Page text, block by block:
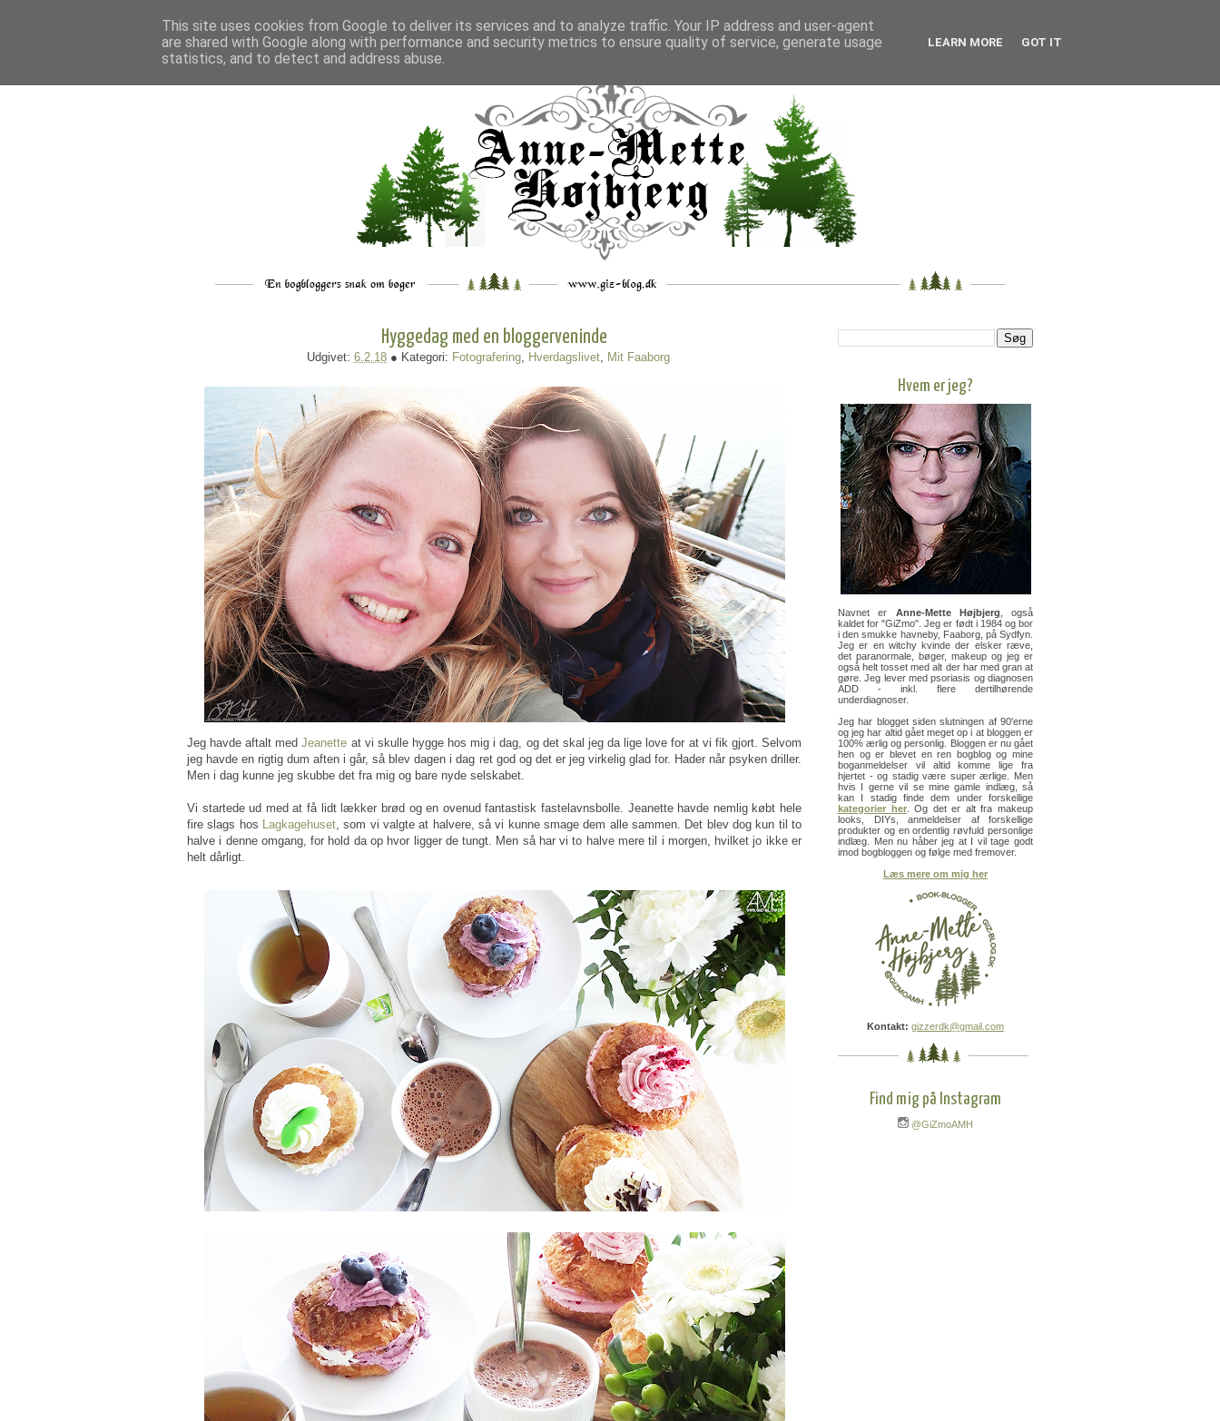
___ _. __ __ _ ___
Hyggedag med en bloggerveninde
Udgivet: 6.2.18 ● Kategori: Fotografering, Hverdagslivet, Mit Faaborg
Jeg havde aftalt medJeanette at vi skulle hygge hos mig i dag, og det skal jeg da lige love for at vi fik gjort. Selvom
jeg havde en rigtig dum aften i går, så blev dagen i dag ret god og det er jeg virkelig glad for. Hader når psyken driller.
Men i dag kunne jeg skubbe det fra mig og bare nyde selskabet.
Vi startede ud med at få lidt lækker brød og en ovenud fantastisk fastelavnsbolle. Jeanette havde nemlig købt hele
fire slags hos Lagkagehuset, som vi valgte at halvere, så vi kunne smage dem alle sammen. Det blev dog kun til to
halve i denne omgang, for hold da op hvor ligger de tungt. Men så har vi to halve mere til i morgen, hvilket jo ikke er
helt dårligt.
Hvem er jeg?
Navnet er Anne-Mette Højbjerg , også
kaldet for "GiZmo". Jeg er født i 1984 og bor
i den smukke havneby, Faaborg, på Sydfyn.
Jeg er en witchy kvinde der elsker ræve,
det paranormale, bøger, makeup og jeg er
også helt tosset med alt der har med gran at
gøre. Jeg lever med psoriasis og diagnosen
ADD - inkl. flere dertilhørende
underdiagnoser.
Jeg har blogget siden slutningen af 90'erne
og jeg har altid gået meget op i at bloggen er
100% ærlig og personlig. Bloggen er nu gået
hen og er blevet en ren bogblog og mine
boganmeldelser vil altid komme lige fra
hjertet - og stadig være super ærlige. Men
hvis I gerne vil se mine gamle indlæg, så
kan I stadig finde dem under forskellige
kategorier her. Og det er alt fra makeup
looks, DIYs, anmeldelser af forskellige
produkter og en ordentlig røvfuld personlige
indlæg. Men nu håber jeg at I vil tage godt
imod bogbloggen og følge med fremover.
Læs mere om mig her
Kontakt: gizzerdk@gmail.com
Find mig på Instagram
@GiZmoAMH
This site uses cookies from Google to deliver its services and to analyze traffic. Your IP address and user-agent
are shared with Google along with performance and security metrics to ensure quality of service, generate usage
statistics, and to detect and address abuse.
LEARN MORE GOT IT